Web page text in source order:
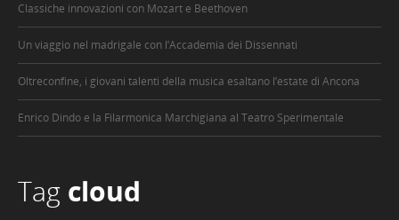
Classiche innovazioni con Mozart e Beethoven
Un viaggio nel madrigale con l’Accademia dei Dissennati
Oltreconfine, i giovani talenti della musica esaltano l’estate di Ancona
Enrico Dindo e la Filarmonica Marchigiana al Teatro Sperimentale
Tag cloud